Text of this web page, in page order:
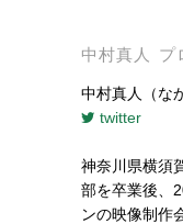
中村真人 プ
中村真人（な
twitter
神奈川県横須
部を卒業後、
ンの映像制作